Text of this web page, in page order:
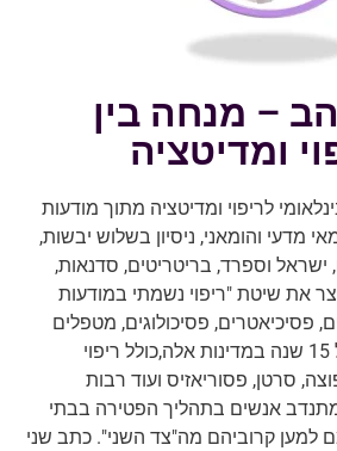
– מנחה בין
ומדיטציה
לריפוי ומדיטציה מתוך מודעות
מדעי והומאני, ניסיון בשלוש יבשות,
ישראל וספרד, בריטריטים, סדנאות,
את שיטת "ריפוי נשמתי במודעות
פסיכיאטרים, פסיכולוגים, מטפלים
ואנשים מן השורה מעל 15 שנה במדינות אלה,כולל ריפוי
סרטן, פסוריאזיס ועוד רבות
אנשים בתהליך הפטירה בבתי
למען קרוביהם מה"צד השני". כתב שני